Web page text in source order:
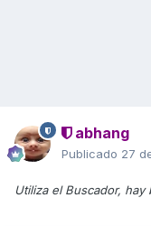
abhang
Publicado 27
Utiliza el Buscador,